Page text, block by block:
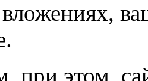
этом,